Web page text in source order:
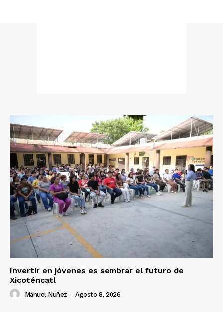
Invertir en jóvenes es sembrar el futuro de
Xicoténcatl
Manuel Nuñez - Agosto 8, 2026